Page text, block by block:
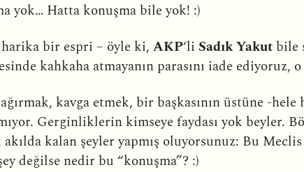
yok… Hatta konuşma bile yok! :)
bir espri – öyle ki, AKP‘li Sadık Yakut bile
kahkaha atmayanın parasını iade ediyoruz,
kavga etmek, bir başkasının üstüne -
Gerginliklerin kimseye faydası yok beyler.
kalan şeyler yapmış oluyorsunuz: Bu
değilse nedir bu “konuşma”? :)